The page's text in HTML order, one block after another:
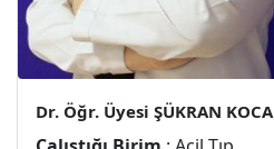
Dr. Öğr. Üyesi ŞÜKRAN KOCA